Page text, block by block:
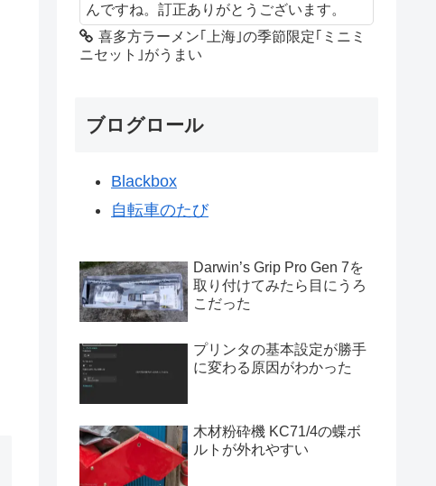
んですね。訂正ありがとうございます。
喜多方ラーメン｢上海｣の季節限定｢ミニミ
ニセット｣がうまい
ブログロール
Blackbox
自転車のたび
Darwin’s Grip Pro Gen 7を
取り付けてみたら目にうろ
こだった
プリンタの基本設定が勝手
に変わる原因がわかった
木材粉砕機 KC71/4の蝶ボ
ルトが外れやすい